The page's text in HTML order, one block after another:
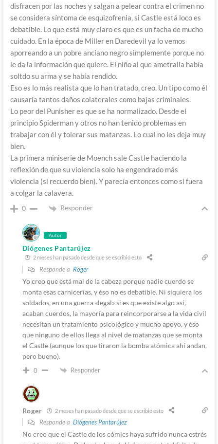
disfracen por las noches y salgan a pelear contra el crimen no
se considera síntoma de esquizofrenia, si Castle está loco es
debatible. Lo que está muy claro es que es un facha de mucho
cuidado. En la época de Miller en Daredevil ya lo vemos
aporreando a un pobre anciano negro simplemente porque no
le da la información que quiere. El niño al que ametralla había
soltdo su arma y se había rendido.
Eso es lo más realista que lo han tratado, creo. Un tipo como él
causaría tantos daños colaterales como bajas criminales.
Lo peor del Punisher es que se ha normalizado. Desde el
principio Spiderman y otros no han tenido problemas en
trabajar con él y tolerar sus matanzas. Lo cual no les deja muy
bien.
La primera miniserie de Moench sale Castle haciendo la
reflexión de que su violencia solo ha engendrado más
violencia (si recuerdo bien). Y parecía entonces como si fuera
a colgar la calavera.
0 Responder
Autor
Diógenes Pantarújez
2 meses han pasado desde que se escribió esto
Responde a Roger
Yo creo que está mal de la cabeza porque nadie cuerdo se
monta esas carnicerías, y éso no es debatible. Ni siquiera los
soldados, en una guerra «legal» si es que existe algo así,
acaban cuerdos, la mayoría para reincorporarse a la vida civil
necesitan un tratamiento psicológico y mucho apoyo, y éso
que ninguno de ellos llega al nivel de matanzas que se monta
el Castle (aunque los que tiraron la bomba atómica ahí andan,
pero bueno).
0 Responder
Roger 2 meses han pasado desde que se escribió esto
Responde a Diógenes Pantarújez
No creo que el Castle de los cómics haya sufrido nunca estrés